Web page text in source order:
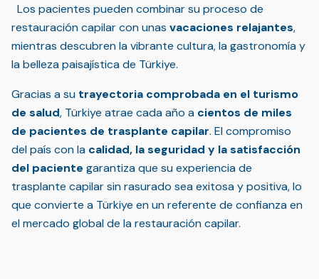
Los pacientes pueden combinar su proceso de
restauración capilar con unas vacaciones relajantes,
mientras descubren la vibrante cultura, la gastronomía y
la belleza paisajística de Türkiye.
Gracias a su trayectoria comprobada en el turismo
de salud, Türkiye atrae cada año a cientos de miles
de pacientes de trasplante capilar. El compromiso
del país con la calidad, la seguridad y la satisfacción
del paciente garantiza que su experiencia de
trasplante capilar sin rasurado sea exitosa y positiva, lo
que convierte a Türkiye en un referente de confianza en
el mercado global de la restauración capilar.